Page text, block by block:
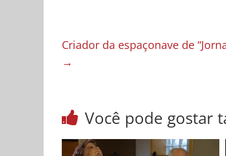
Criador da espaçonave de
→
Você pode gostar